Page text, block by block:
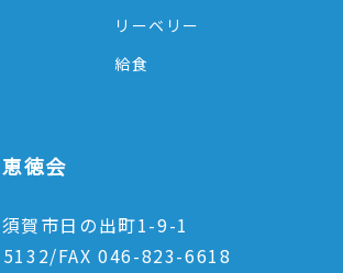
リーベリー
給食
徳会
賀市日の出町1-9-1
FAX 046-823-6618